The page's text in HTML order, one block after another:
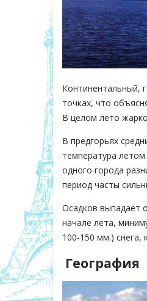
Континентальный,
точках, что
В целом лето
В предгорьях
температура
одного города
период часты
Осадков выпадает
начале лета,
100-150 мм.) снега,
География